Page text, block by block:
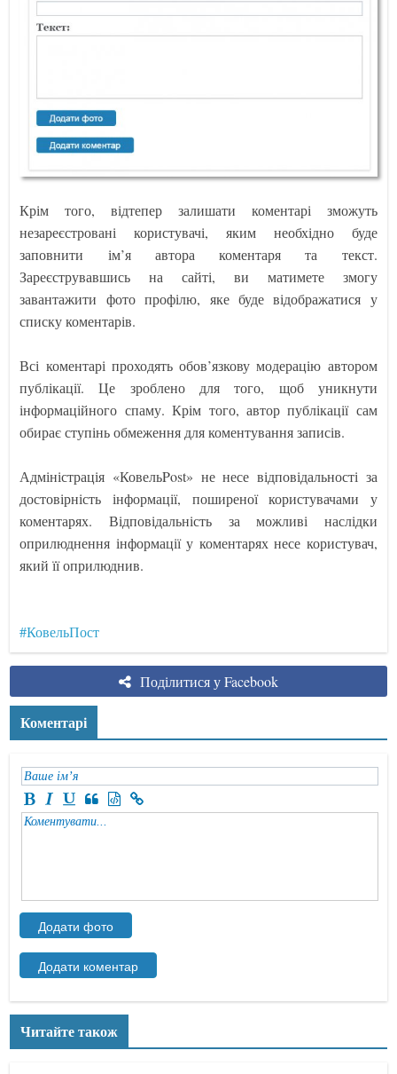
Крім того, відтепер залишати коментарі зможуть
незареєстровані користувачі, яким необхідно буде
заповнити ім’я автора коментаря та текст.
Зареєструвавшись на сайті, ви матимете змогу
завантажити фото профілю, яке буде відображатися у
списку коментарів.
Всі коментарі проходять обов’язкову модерацію автором
публікації. Це зроблено для того, щоб уникнути
інформаційного спаму. Крім того, автор публікації сам
обирає ступінь обмеження для коментування записів.
Адміністрація «КовельPost» не несе відповідальності за
достовірність інформації, поширеної користувачами у
коментарях. Відповідальність за можливі наслідки
оприлюднення інформації у коментарях несе користувач,
який її оприлюднив.
#КовельПост
Поділитися у Facebook
Коментарі
Читайте також